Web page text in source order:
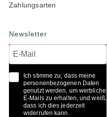
Zahlungsarten
Newsletter
Ich stimme zu, dass meine
personenbezogenen Daten
genutzt werden, um werbliche
E-Mails zu erhalten, und weiß,
dass ich dies jederzeit
widerrufen kann.